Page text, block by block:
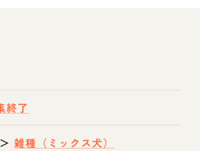
終了
＞雑種（ミックス犬）